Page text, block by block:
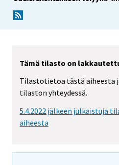
Tämä tilasto on
Tilastotietoa tästä aiheesta
tilaston yhteydessä.
5.4.2022 jälkeen julkaistuja
aiheesta